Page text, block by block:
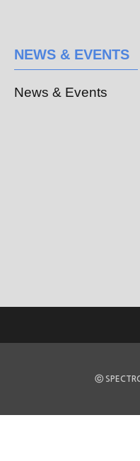
NEWS & EVENTS
News & Events
ⓒ